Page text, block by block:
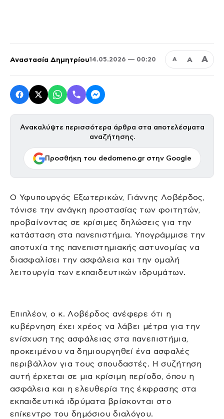
Αναστασία Δημητρίου14.05.2026 — 00:20 Α Α Α
Ανακαλύψτε περισσότερα άρθρα στα αποτελέσματα
αναζήτησης.
Προσθήκη του dedomeno.gr στην Google
Ο Υφυπουργός Εξωτερικών, Γιάννης Λοβέρδος,
τόνισε την ανάγκη προστασίας των φοιτητών,
προβαίνοντας σε κρίσιμες δηλώσεις για την
κατάσταση στα πανεπιστήμια. Υπογράμμισε την
αποτυχία της πανεπιστημιακής αστυνομίας να
διασφαλίσει την ασφάλεια και την ομαλή
λειτουργία των εκπαιδευτικών ιδρυμάτων.
Επιπλέον, ο κ. Λοβέρδος ανέφερε ότι η
κυβέρνηση έχει χρέος να λάβει μέτρα για την
ενίσχυση της ασφάλειας στα πανεπιστήμια,
προκειμένου να δημιουργηθεί ένα ασφαλές
περιβάλλον για τους σπουδαστές. Η συζήτηση
αυτή έρχεται σε μια κρίσιμη περίοδο, όπου η
ασφάλεια και η ελευθερία της έκφρασης στα
εκπαιδευτικά ιδρύματα βρίσκονται στο
επίκεντρο του δημόσιου διαλόγου.